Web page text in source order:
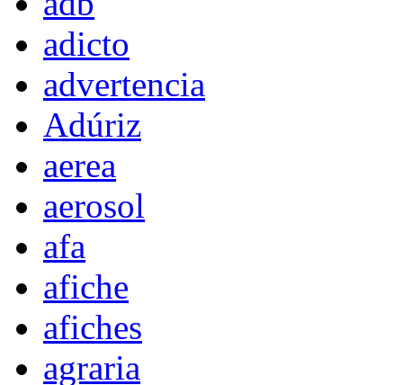
adicto
advertencia
Adúriz
aerea
aerosol
afa
afiche
afiches
agraria